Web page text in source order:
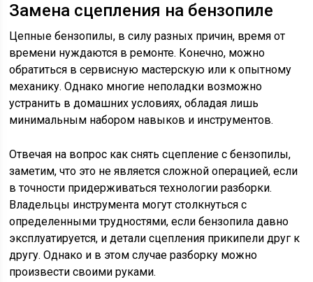
Замена сцепления на бензопиле
Цепные бензопилы, в силу разных причин, время от
времени нуждаются в ремонте. Конечно, можно
обратиться в сервисную мастерскую или к опытному
механику. Однако многие неполадки возможно
устранить в домашних условиях, обладая лишь
минимальным набором навыков и инструментов.
Отвечая на вопрос как снять сцепление с бензопилы,
заметим, что это не является сложной операцией, если
в точности придерживаться технологии разборки.
Владельцы инструмента могут столкнуться с
определенными трудностями, если бензопила давно
эксплуатируется, и детали сцепления прикипели друг к
другу. Однако и в этом случае разборку можно
произвести своими руками.